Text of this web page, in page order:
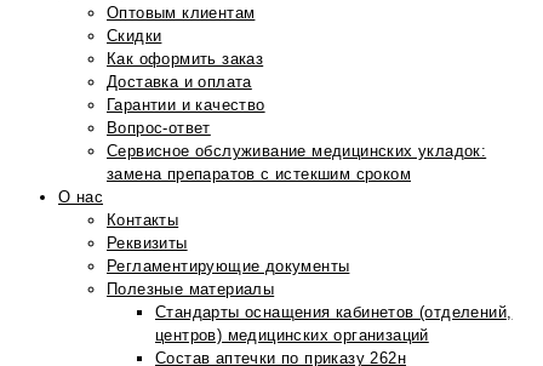
Оптовым клиентам
Скидки
Как оформить заказ
Доставка и оплата
Гарантии и качество
Вопрос-ответ
Сервисное обслуживание медицинских укладок:
замена препаратов с истекшим сроком
О нас
Контакты
Реквизиты
Регламентирующие документы
Полезные материалы
Стандарты оснащения кабинетов (отделений,
центров) медицинских организаций
Состав аптечки по приказу 262н